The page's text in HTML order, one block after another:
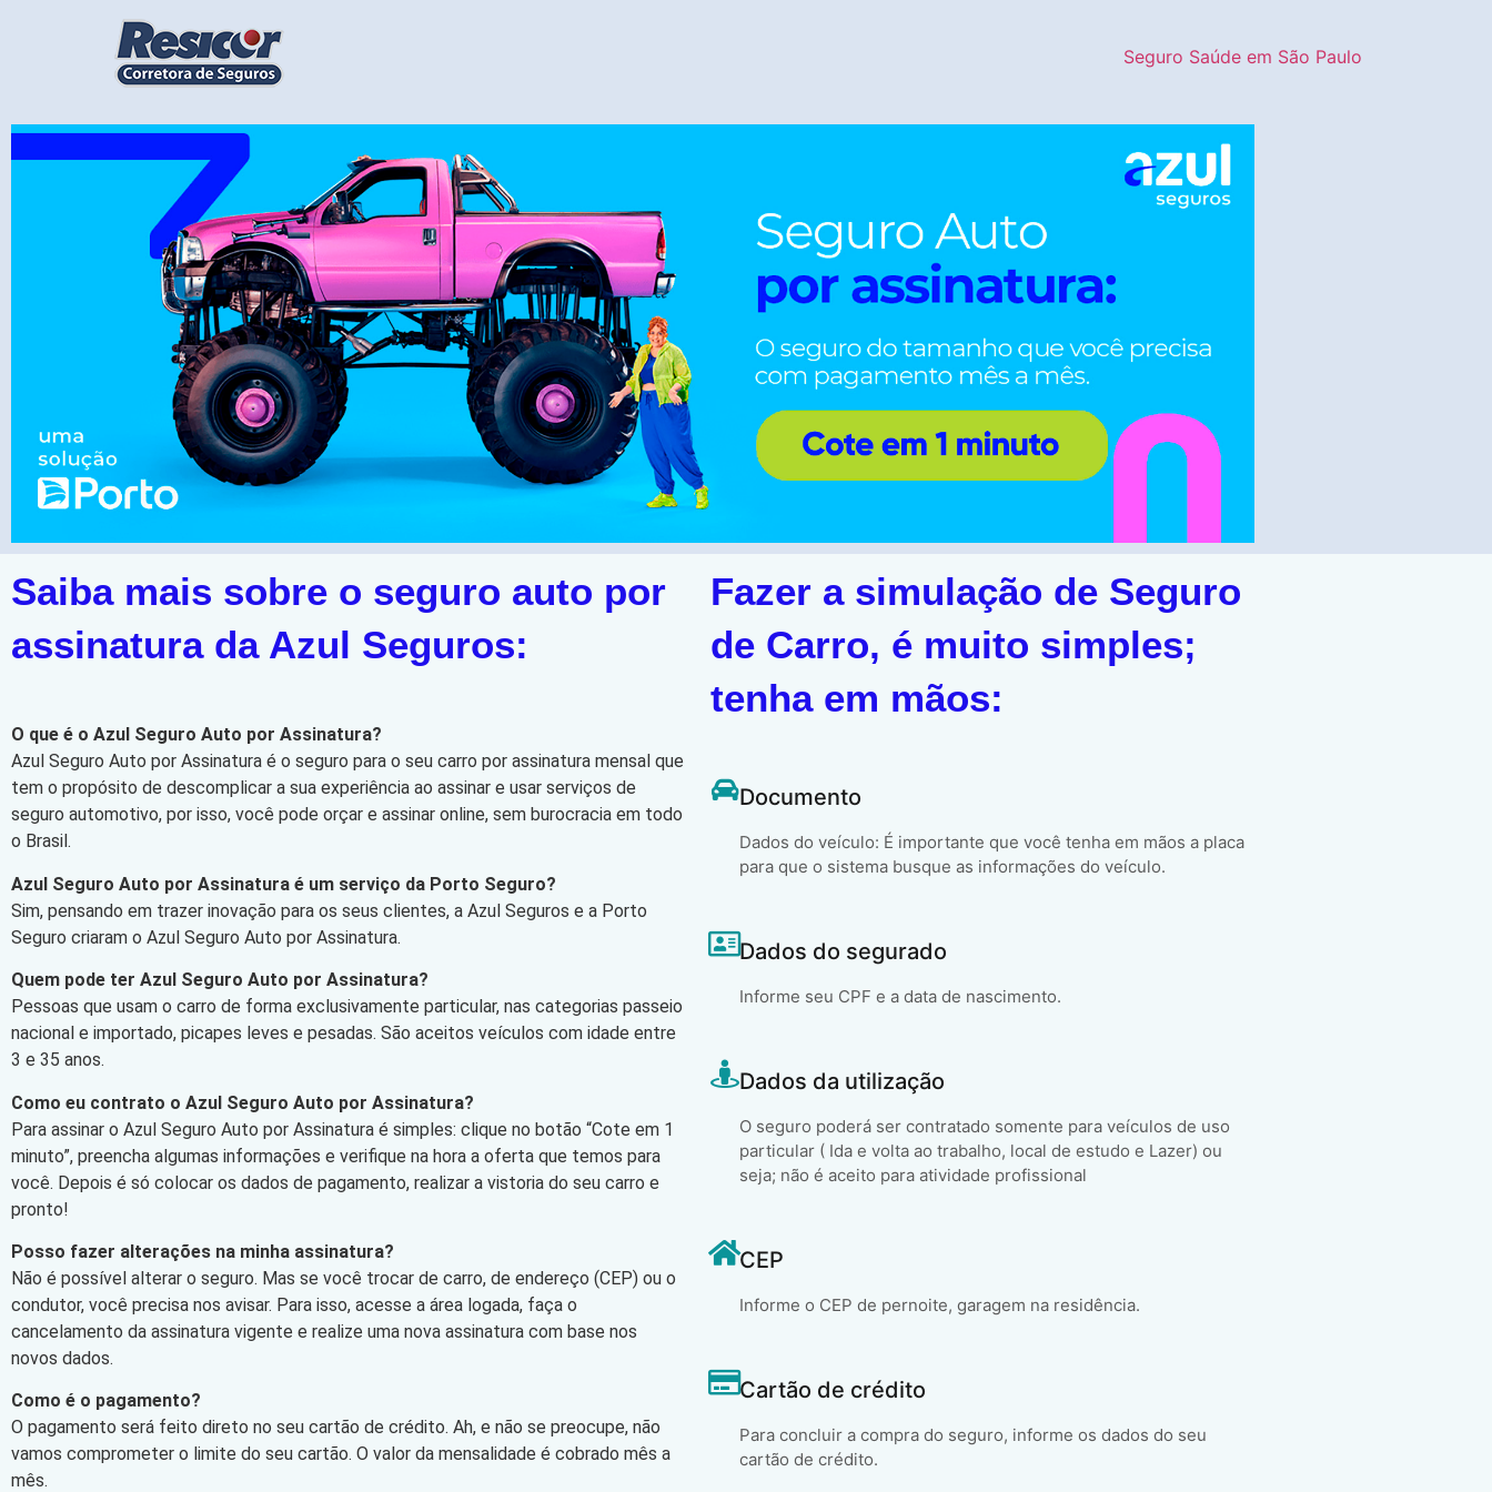
Seguro Saúde em São Paulo
Saiba mais sobre o seguro auto por
assinatura da Azul Seguros:
O que é o Azul Seguro Auto por Assinatura?
Azul Seguro Auto por Assinatura é o seguro para o seu carro por assinatura mensal que
tem o propósito de descomplicar a sua experiência ao assinar e usar serviços de
seguro automotivo, por isso, você pode orçar e assinar online, sem burocracia em todo
o Brasil.
Azul Seguro Auto por Assinatura é um serviço da Porto Seguro?
Sim, pensando em trazer inovação para os seus clientes, a Azul Seguros e a Porto
Seguro criaram o Azul Seguro Auto por Assinatura.
Quem pode ter Azul Seguro Auto por Assinatura?
Pessoas que usam o carro de forma exclusivamente particular, nas categorias passeio
nacional e importado, picapes leves e pesadas. São aceitos veículos com idade entre
3 e 35 anos.
Como eu contrato o Azul Seguro Auto por Assinatura?
Para assinar o Azul Seguro Auto por Assinatura é simples: clique no botão “Cote em 1
minuto”, preencha algumas informações e verifique na hora a oferta que temos para
você. Depois é só colocar os dados de pagamento, realizar a vistoria do seu carro e
pronto!
Posso fazer alterações na minha assinatura?
Não é possível alterar o seguro. Mas se você trocar de carro, de endereço (CEP) ou o
condutor, você precisa nos avisar. Para isso, acesse a área logada, faça o
cancelamento da assinatura vigente e realize uma nova assinatura com base nos
novos dados.
Como é o pagamento?
O pagamento será feito direto no seu cartão de crédito. Ah, e não se preocupe, não
vamos comprometer o limite do seu cartão. O valor da mensalidade é cobrado mês a
mês.
Fazer a simulação de Seguro
de Carro, é muito simples;
tenha em mãos:
Documento
Dados do veículo: É importante que você tenha em mãos a placa
para que o sistema busque as informações do veículo.
Dados do segurado
Informe seu CPF e a data de nascimento.
Dados da utilização
O seguro poderá ser contratado somente para veículos de uso
particular ( Ida e volta ao trabalho, local de estudo e Lazer) ou
seja; não é aceito para atividade profissional
CEP
Informe o CEP de pernoite, garagem na residência.
Cartão de crédito
Para concluir a compra do seguro, informe os dados do seu
cartão de crédito.